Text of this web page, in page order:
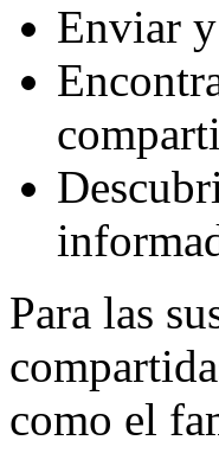
Enviar
Para las
como el